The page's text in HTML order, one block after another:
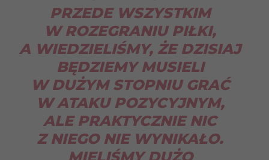
PRZEDE WSZYSTKIM
W ROZEGRANIU PIŁKI,
A WIEDZIELIŚMY, ŻE DZISIAJ
BĘDZIEMY MUSIELI
W DUŻYM STOPNIU GRAĆ
W ATAKU POZYCYJNYM,
ALE PRAKTYCZNIE NIC
Z NIEGO NIE WYNIKAŁO.
MIELIŚMY DUŻO